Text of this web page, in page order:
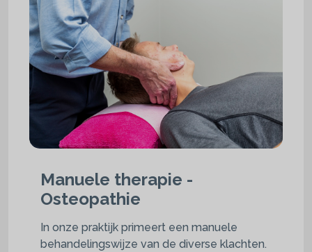
Manuele therapie -
Osteopathie
In onze praktijk primeert een manuele
behandelingswijze van de diverse klachten.